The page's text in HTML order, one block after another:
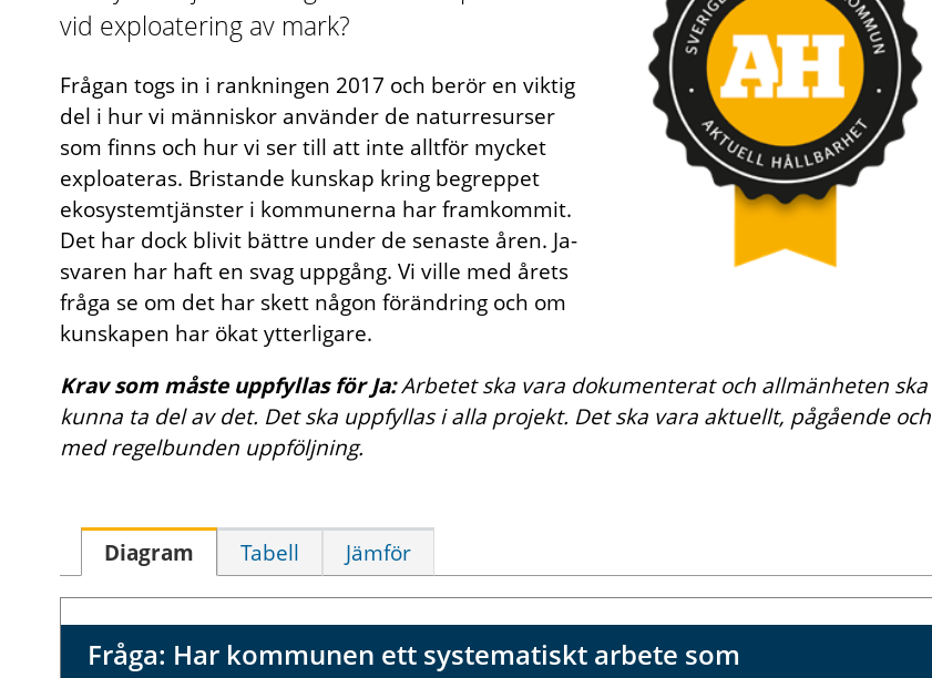
vid exploatering av mark?
Frågan togs in i rankningen 2017 och berör en viktig
del i hur vi människor använder de naturresurser
som finns och hur vi ser till att inte alltför mycket
exploateras. Bristande kunskap kring begreppet
ekosystemtjänster i kommunerna har framkommit.
Det har dock blivit bättre under de senaste åren. Ja-
svaren har haft en svag uppgång. Vi ville med årets
fråga se om det har skett någon förändring och om
kunskapen har ökat ytterligare.
Krav som måste uppfyllas för Ja: Arbetet ska vara dokumenterat och allmänheten ska
kunna ta del av det. Det ska uppfyllas i alla projekt. Det ska vara aktuellt, pågående och
med regelbunden uppföljning.
Diagram Tabell Jämför
Fråga: Har kommunen ett systematiskt arbete som